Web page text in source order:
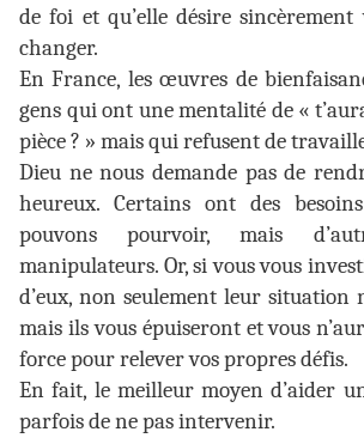
de foi et qu’elle désire
changer.
En France, les œuvres de
gens qui ont une mentalité de «
pièce ? » mais qui refusent de
Dieu ne nous demande pas de
heureux. Certains ont des
pouvons pourvoir, mais
manipulateurs. Or, si vous vous
d’eux, non seulement leur situation
mais ils vous épuiseront et vous
force pour relever vos propres défis.
En fait, le meilleur moyen d’aider
parfois de ne pas intervenir.